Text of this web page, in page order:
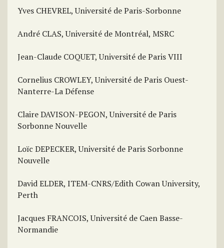
Yves CHEVREL, Université de Paris-Sorbonne
André CLAS, Université de Montréal, MSRC
Jean-Claude COQUET, Université de Paris VIII
Cornelius CROWLEY, Université de Paris Ouest-
Nanterre-La Défense
Claire DAVISON-PEGON, Université de Paris
Sorbonne Nouvelle
Loïc DEPECKER, Université de Paris Sorbonne
Nouvelle
David ELDER, ITEM-CNRS/Edith Cowan University,
Perth
Jacques FRANCOIS, Université de Caen Basse-
Normandie